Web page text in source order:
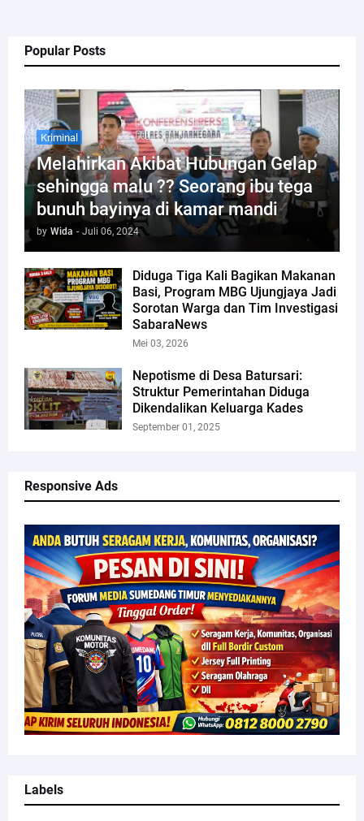
Popular Posts
Kriminal
Melahirkan Akibat Hubungan Gelap
sehingga malu ?? Seorang ibu tega
bunuh bayinya di kamar mandi
by Wida - Juli 06, 2024
Diduga Tiga Kali Bagikan Makanan
Basi, Program MBG Ujungjaya Jadi
Sorotan Warga dan Tim Investigasi
SabaraNews
Mei 03, 2026
Nepotisme di Desa Batursari:
Struktur Pemerintahan Diduga
Dikendalikan Keluarga Kades
September 01, 2025
Responsive Ads
Labels